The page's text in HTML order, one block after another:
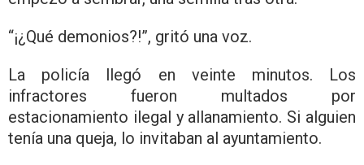
“¡¿Qué demonios?!”, gritó una voz.
La policía llegó en veinte minutos. Los
infractores fueron multados por
estacionamiento ilegal y allanamiento. Si alguien
tenía una queja, lo invitaban al ayuntamiento.